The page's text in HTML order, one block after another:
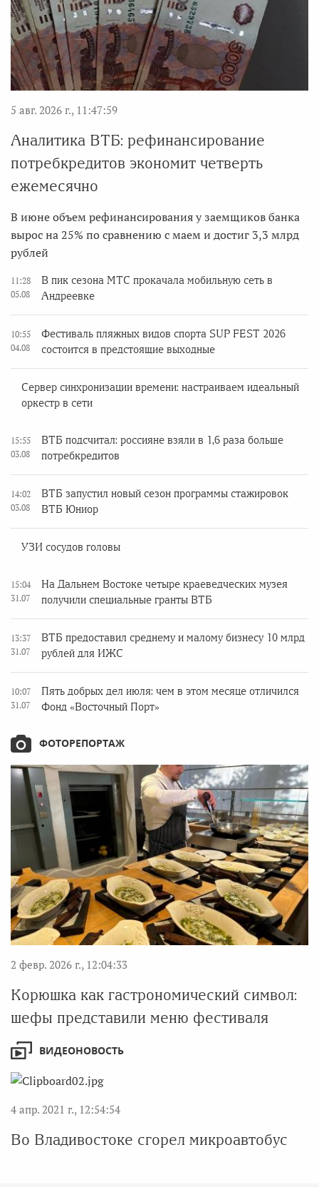
5 авг. 2026 г., 11:47:59
Аналитика ВТБ: рефинансирование
потребкредитов экономит четверть
ежемесячно
В июне объем рефинансирования у заемщиков банка
вырос на 25% по сравнению с маем и достиг 3,3 млрд
рублей
11:28
05.08
В пик сезона МТС прокачала мобильную сеть в
Андреевке
10:55
04.08
Фестиваль пляжных видов спорта SUP FEST 2026
состоится в предстоящие выходные
Сервер синхронизации времени: настраиваем идеальный
оркестр в сети
15:55
03.08
ВТБ подсчитал: россияне взяли в 1,6 раза больше
потребкредитов
14:02
03.08
ВТБ запустил новый сезон программы стажировок
ВТБ Юниор
УЗИ сосудов головы
15:04
31.07
На Дальнем Востоке четыре краеведческих музея
получили специальные гранты ВТБ
13:37
31.07
ВТБ предоставил среднему и малому бизнесу 10 млрд
рублей для ИЖС
10:07
31.07
Пять добрых дел июля: чем в этом месяце отличился
Фонд «Восточный Порт»
ФОТОРЕПОРТАЖ
2 февр. 2026 г., 12:04:33
Корюшка как гастрономический символ:
шефы представили меню фестиваля
ВИДЕОНОВОСТЬ
4 апр. 2021 г., 12:54:54
Во Владивостоке сгорел микроавтобус